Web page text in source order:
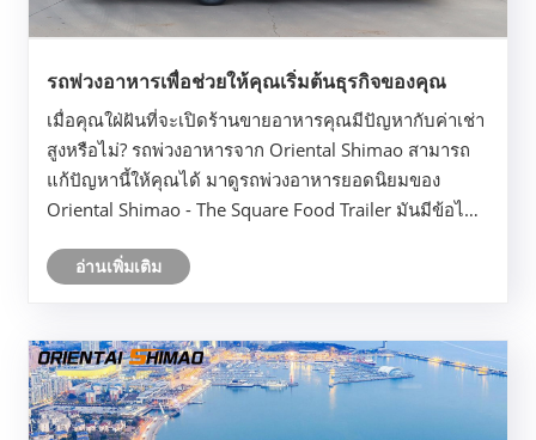
รถพ่วงอาหารเพื่อช่วยให้คุณเริ่มต้นธุรกิจของคุณ
เมื่อคุณใฝ่ฝันที่จะเปิดร้านขายอาหารคุณมีปัญหากับค่าเช่า
สูงหรือไม่? รถพ่วงอาหารจาก Oriental Shimao สามารถ
แก้ปัญหานี้ให้คุณได้ มาดูรถพ่วงอาหารยอดนิยมของ
Oriental Shimao - The Square Food Trailer มันมีข้อได้
แบนพร้อมพื้นที่ภายในที่ใหญ่ขึ้น
อ่านเพิ่มเติม